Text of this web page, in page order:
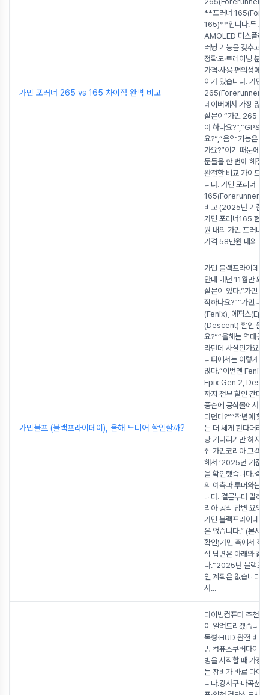
가민 포러너 265 vs 165 차이점 완벽 비교
**포러너
165)**입니다.두 모
AMOLED 디스플레
러닝 기능을 갖추고
정확도·트레이닝 분석
가격·사용 편의성에
이가 있습니다. 가민
265(Forerunner
네이버에서 가장 많
질문이“가민 265
야 하나요?”,“GPS
요?”,“음악 기능은 어
가요?”이기 때문에
문들을 한 번에 해결
완전한 비교 가이드
니다. 가민 포러너
165(Forerunner
비교 (2025년 기준
가민 포러너165 현
원 내외 가민 포러너
가격 58만원 내외
가민블프 (블랙프라이데이), 올해 드디어 할인할까?
가민 블랙프라이데이
안내 매년 11월만 되
질문이 있다.“가민 블
작하나요?”“가민 피
(Fenix), 에픽스
(Descent) 할인 들
요?”“올해는 역대급
라던데 사실인가요?”
니티에서는 이렇게
많다.“이번엔 Fenix
Epix Gen 2,
까지 전부 할인 간다
중순에 공식몰에서
다던데?”“작년에 했
는 더 세게 한다더라
냥 기다리기만 하지
접 가민코리아 고객
해서 ‘2025년 기준’
을 확인했습니다.결
의 예측과 루머와는
니다. 결론부터 말하
리아 공식 답변 요약
가민 블랙프라이데이
은 없습니다.” (본사
확인)가민 측에서 직
식 답변은 아래와 같
다.“2025년 블랙프
인 계획은 없습니다
서 ...
다이빙컴퓨터 추천
이 알려드리겠습니다.
목형·HUD 완전 비교
빙 컴퓨스쿠버다이빙
빙을 시작할 때 가장
는 장비가 바로 다이
니다.강서구·마곡뿐